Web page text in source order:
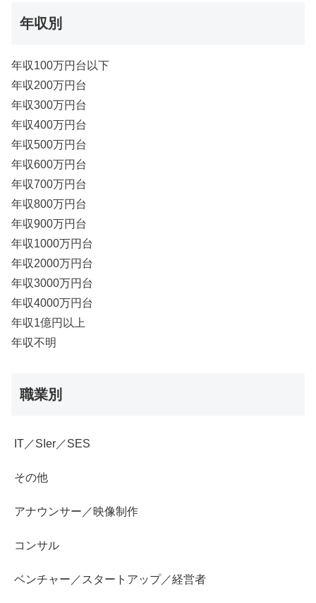
年収別
年収100万円台以下
年収200万円台
年収300万円台
年収400万円台
年収500万円台
年収600万円台
年収700万円台
年収800万円台
年収900万円台
年収1000万円台
年収2000万円台
年収3000万円台
年収4000万円台
年収1億円以上
年収不明
職業別
IT／SIer／SES
その他
アナウンサー／映像制作
コンサル
ベンチャー／スタートアップ／経営者